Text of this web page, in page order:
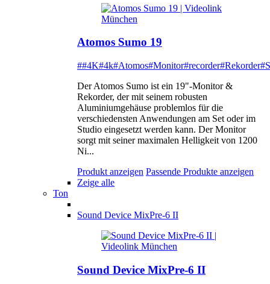
Atomos Sumo 19
##4K#4k#Atomos#Monitor#recorder#Rekorder
Der Atomos Sumo ist ein 19"-Monitor &
Rekorder, der mit seinem robusten
Aluminiumgehäuse problemlos für die
verschiedensten Anwendungen am Set oder im
Studio eingesetzt werden kann. Der Monitor
sorgt mit seiner maximalen Helligkeit von 1200
Ni...
Produkt anzeigen Passende Produkte anzeigen
Zeige alle
Ton
Sound Device MixPre-6 II
Sound Device MixPre-6 II